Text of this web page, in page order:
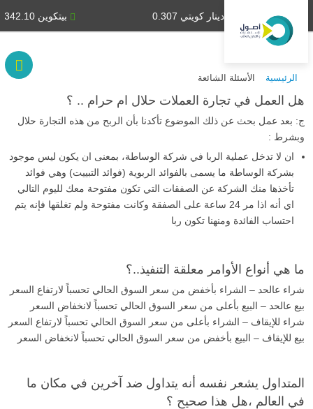
بيتكوين 66,342.10 دينار كويتي 0.307
الرئيسية الأسئلة الشائعة
هل العمل في تجارة العملات حلال ام حرام .. ؟
ج: بعد عمل بحث عن ذلك الموضوع تأكدنا بأن الربح من هذه التجارة حلال
وبشرط :
ان لا تدخل عملية الربا في شركة الوساطة، بمعنى ان يكون ليس موجود
بشركة الوساطة ما يسمى بالفوائد الربوية (فوائد التبييت) وهي فوائد
تأخذها منك الشركة عن الصفقات التي تكون مفتوحة معك لليوم التالي
اي أنه اذا مر 24 ساعة على الصفقة وكانت مفتوحة ولم تغلقها فإنه يتم
احتساب الفائدة ومنهنا تكون ربا
ما هي أنواع الأوامر معلقة التنفيذ..؟
شراء عالحد – الشراء بأخفض من سعر السوق الحالي تحسباً لارتفاع السعر
بيع عالحد – البيع بأعلى من سعر السوق الحالي تحسباً لانخفاض السعر
شراء للإيقاف – الشراء بأعلى من سعر السوق الحالي تحسباً لارتفاع السعر
بيع للإيقاف – البيع بأخفض من سعر السوق الحالي تحسباً لانخفاض السعر
المتداول يشعر نفسه أنه يتداول ضد آخرين في مكان ما
في العالم ،هل هذا صحيح ؟